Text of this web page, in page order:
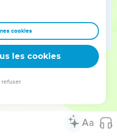
à la place du jeune
chez mon père sans le
pas témoin du malheur qui
by Biblica, Inc.® Used by permission.
cookies
les cookies
refuser